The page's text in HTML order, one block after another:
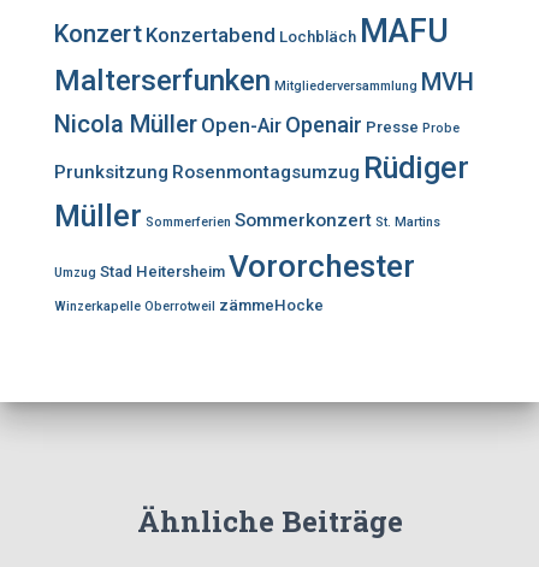
Konzert Konzertabend Lochbläch MAFU
Malterserfunken Mitgliederversammlung MVH
Nicola Müller Open-Air Openair Presse Probe
Prunksitzung Rosenmontagsumzug Rüdiger
Müller Sommerferien Sommerkonzert St. Martins
Umzug Stad Heitersheim Vororchester
Winzerkapelle Oberrotweil zämmeHocke
Ähnliche Beiträge